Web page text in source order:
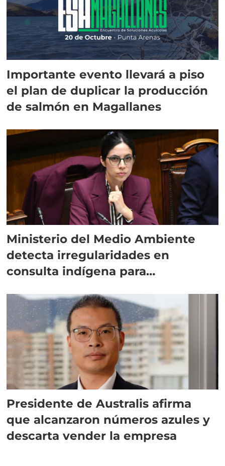
Importante evento llevará a piso
el plan de duplicar la producción
de salmón en Magallanes
Ministerio del Medio Ambiente
detecta irregularidades en
consulta indígena para
Presidente de Australis afirma
que alcanzaron números azules y
descarta vender la empresa